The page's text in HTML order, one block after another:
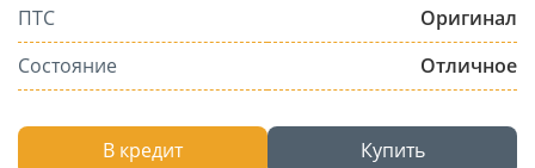
ПТС
Оригинал
Состояние
Отличное
В кредит Купить